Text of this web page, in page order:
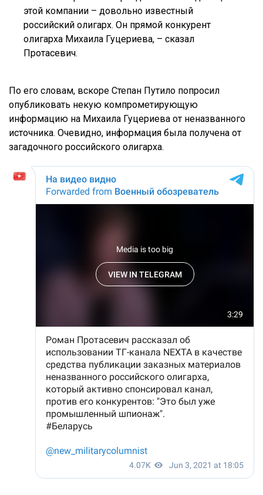
этой компании – довольно известный
российский олигарх. Он прямой конкурент
олигарха Михаила Гуцериева, – сказал
Протасевич.
По его словам, вскоре Степан Путило попросил
опубликовать некую компрометирующую
информацию на Михаила Гуцериева от неназванного
источника. Очевидно, информация была получена от
загадочного российского олигарха.